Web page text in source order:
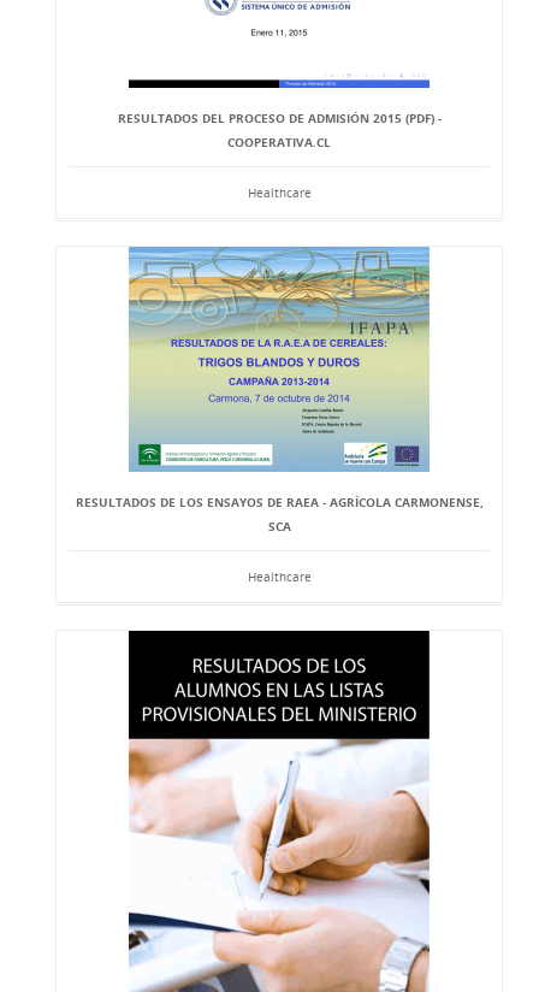
RESULTADOS DEL PROCESO DE ADMISIÓN 2015 (PDF) -
COOPERATIVA.CL
Healthcare
RESULTADOS DE LOS ENSAYOS DE RAEA - AGRÍCOLA CARMONENSE,
SCA
Healthcare